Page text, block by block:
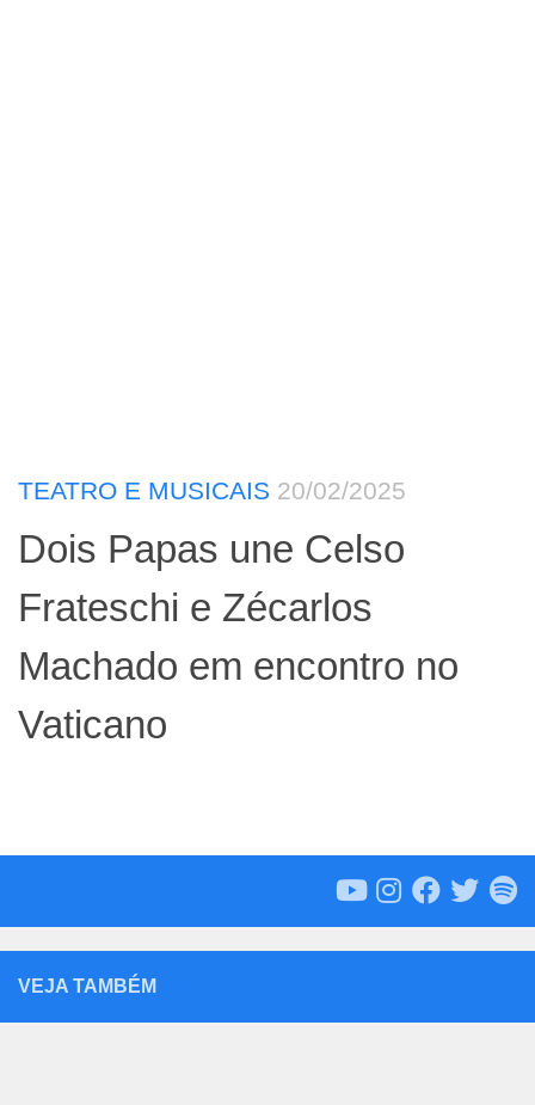
TEATRO E MUSICAIS 20/02/2025
Dois Papas une Celso
Frateschi e Zécarlos
Machado em encontro no
Vaticano
VEJA TAMBÉM